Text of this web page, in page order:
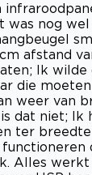
was nog
afstand
Ik wilde
die
weer van
dat niet; Ik
ter breedte
Alles werkt